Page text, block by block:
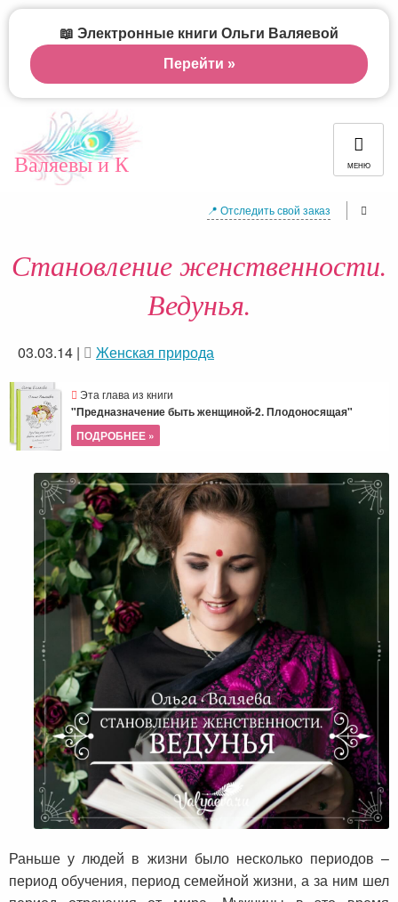
Валяевы и К МЕНЮ
📍 Отследить свой заказ
Становление женственности.
Ведунья.
03.03.14 | Женская природа
Эта глава из книги
"Предназначение быть женщиной-2. Плодоносящая"
ПОДРОБНЕЕ »
Раньше у людей в жизни было несколько периодов –
период обучения, период семейной жизни, а за ним шел
📖 Электронные книги Ольги Валяевой
Перейти »